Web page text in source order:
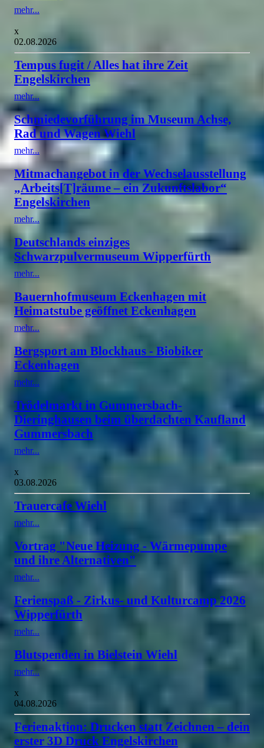
mehr...
x
02.08.2026
Tempus fugit / Alles hat ihre Zeit
Engelskirchen
mehr...
Schmiedevorführung im Museum Achse,
Rad und Wagen Wiehl
mehr...
Mitmachangebot in der Wechselausstellung
„Arbeits[T]räume – ein Zukunftslabor“
Engelskirchen
mehr...
Deutschlands einziges
Schwarzpulvermuseum Wipperfürth
mehr...
Bauernhofmuseum Eckenhagen mit
Heimatstube geöffnet Eckenhagen
mehr...
Bergsport am Blockhaus - Biobiker
Eckenhagen
mehr...
Trödelmarkt in Gummersbach-
Dieringhausen beim überdachten Kaufland
Gummersbach
mehr...
x
03.08.2026
Trauercafe Wiehl
mehr...
Vortrag "Neue Heizung - Wärmepumpe
und ihre Alternativen"
mehr...
Ferienspaß - Zirkus- und Kulturcamp 2026
Wipperfürth
mehr...
Blutspenden in Bielstein Wiehl
mehr...
x
04.08.2026
Ferienaktion: Drucken statt Zeichnen – dein
erster 3D Druck Engelskirchen